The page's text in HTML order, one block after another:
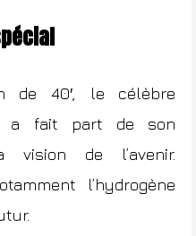
de 40′, le célèbre
a fait part de son
de l’avenir.
l’hydrogène